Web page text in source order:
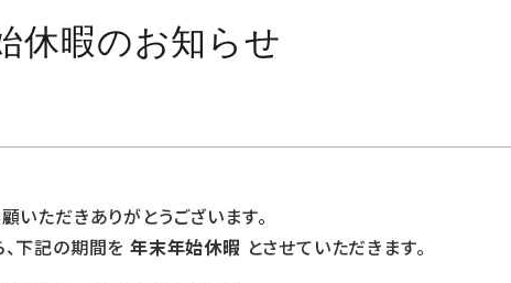
休暇のお知らせ
いただきありがとうございます。
下記の期間を年末年始休暇 とさせていただきます。